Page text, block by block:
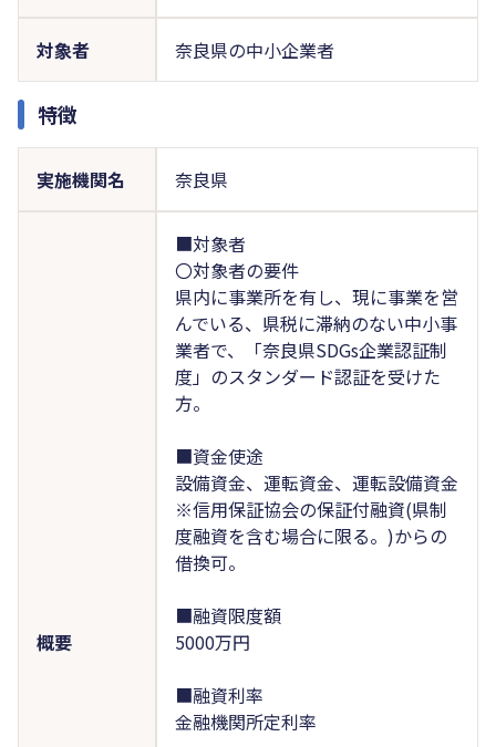
対象者 奈良県の中小企業者
特徴
実施機関名 奈良県
概要
■対象者
〇対象者の要件
県内に事業所を有し、現に事業を営
んでいる、県税に滞納のない中小事
業者で、「奈良県SDGs企業認証制
度」のスタンダード認証を受けた
方。
■資金使途
設備資金、運転資金、運転設備資金
※信用保証協会の保証付融資(県制
度融資を含む場合に限る。)からの
借換可。
■融資限度額
5000万円
■融資利率
金融機関所定利率